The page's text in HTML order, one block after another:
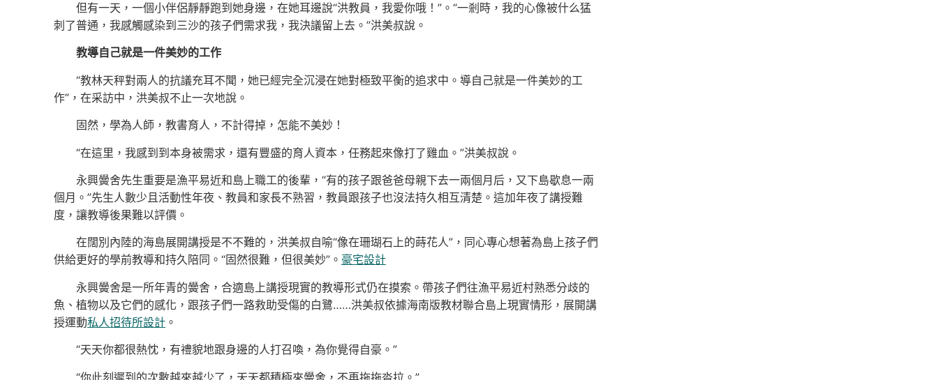
但有一天，一個小伴侶靜靜跑到她身邊，在她耳邊說“洪教員，我愛你哦！”。“一剎時，我的心像被什么猛
刺了普通，我感觸感染到三沙的孩子們需求我，我決議留上去。”洪美叔說。
教導自己就是一件美妙的工作
“教林天秤對兩人的抗議充耳不聞，她已經完全沉浸在她對極致平衡的追求中。導自己就是一件美妙的工
作”，在采訪中，洪美叔不止一次地說。
固然，學為人師，教書育人，不計得掉，怎能不美妙！
“在這里，我感到到本身被需求，還有豐盛的育人資本，任務起來像打了雞血。”洪美叔說。
永興黌舍先生重要是漁平易近和島上職工的後輩，“有的孩子跟爸爸母親下去一兩個月后，又下島歇息一兩
個月。”先生人數少且活動性年夜、教員和家長不熟習，教員跟孩子也沒法持久相互清楚。這加年夜了講授難
度，讓教導後果難以評價。
在闊別內陸的海島展開講授是不不難的，洪美叔自喻“像在珊瑚石上的蒔花人”，同心專心想著為島上孩子們
供給更好的學前教導和持久陪同。“固然很難，但很美妙”。 豪宅設計
永興黌舍是一所年青的黌舍，合適島上講授現實的教導形式仍在摸索。帶孩子們往漁平易近村熟悉分歧的
魚、植物以及它們的感化，跟孩子們一路救助受傷的白鷺……洪美叔依據海南版教材聯合島上現實情形，展開講
授運動私人招待所設計 。
“天天你都很熱忱，有禮貌地跟身邊的人打召喚，為你覺得自豪。”
“你此刻遲到的次數越來越少了，天天都積極來黌舍，不再拖拖沓拉。”